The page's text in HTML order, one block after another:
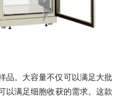
品。大容量不仅可以满足大批
以满足细胞收获的需求。这款